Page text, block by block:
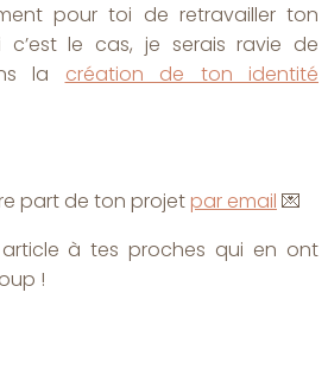
pour toi de retravailler ton
c’est le cas, je serais ravie de
la création de ton identité
part de ton projetpar email 💌
à tes proches qui en ont
!